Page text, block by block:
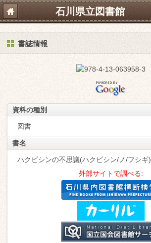
石川県立図書館
書誌情報
資料の種別
図書
書名
ハクビシンの不思議(ハクビシン/ノ/フシギ)
外部サイトで調べる: